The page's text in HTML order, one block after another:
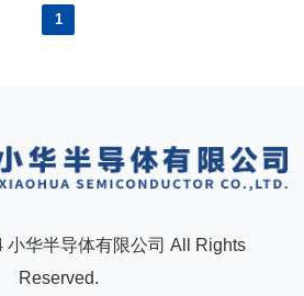
1
华半导体有限公司 All Rights
Reserved.